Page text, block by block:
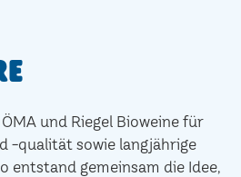
und Riegel Bioweine für
-qualität sowie langjährige
entstand gemeinsam die Idee,